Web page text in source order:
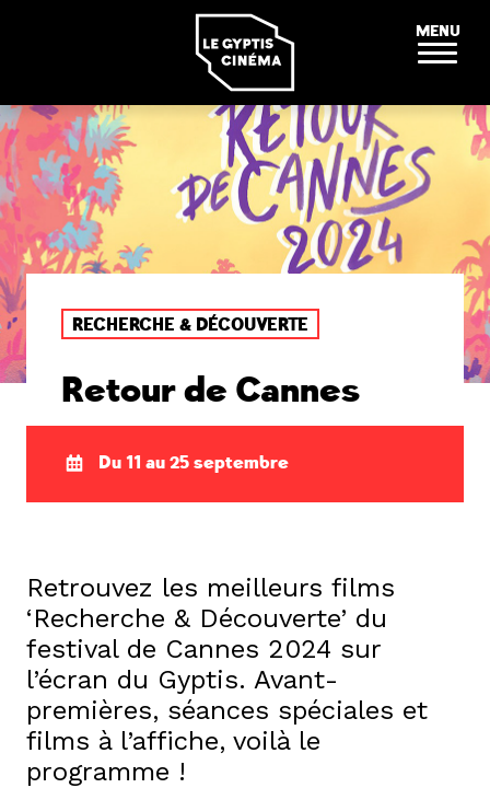
MENU
RECHERCHE & DÉCOUVERTE
Retour de Cannes
Du 11 au 25 septembre
Retrouvez les meilleurs films
‘Recherche & Découverte’ du
festival de Cannes 2024 sur
l’écran du Gyptis. Avant-
premières, séances spéciales et
films à l’affiche, voilà le
programme !
Panneau de gestion des cookies